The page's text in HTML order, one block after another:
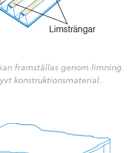
framställas genom limning.
konstruktionsmaterial.